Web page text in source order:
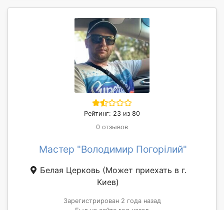
Рейтинг: 23 из 80
0 отзывов
Мастер "Володимир Погорілий"
Белая Церковь (Может приехать в г.
Киев)
Зарегистрирован 2 года назад